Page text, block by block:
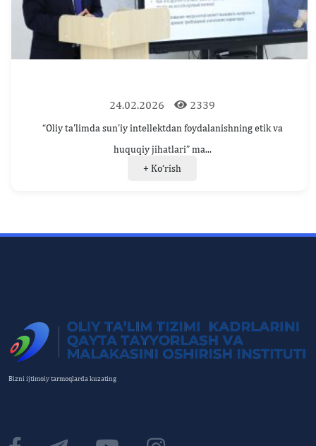
24.02.2026 2339
“Oliy ta'limda sun'iy intellektdan foydalanishning etik va
huquqiy jihatlari” ma...
+ Ko‘rish
Bizni ijtimoiy tarmoqlarda kuzating